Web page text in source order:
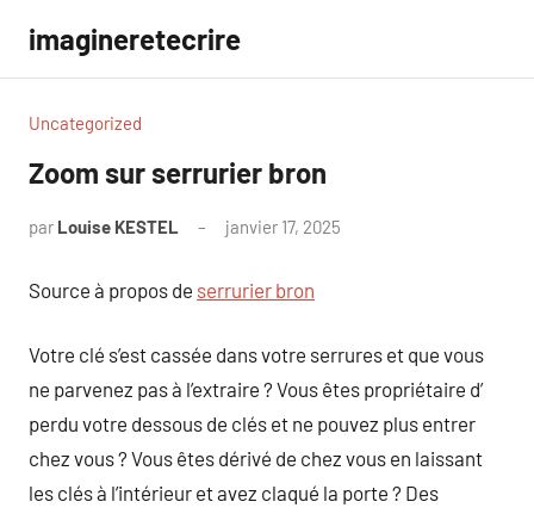
contenu
imagineretecrire
Uncategorized
Zoom sur serrurier bron
par Louise KESTEL janvier 17, 2025
Source à propos de serrurier bron
Votre clé s’est cassée dans votre serrures et que vous
ne parvenez pas à l’extraire ? Vous êtes propriétaire d’
perdu votre dessous de clés et ne pouvez plus entrer
chez vous ? Vous êtes dérivé de chez vous en laissant
les clés à l’intérieur et avez claqué la porte ? Des